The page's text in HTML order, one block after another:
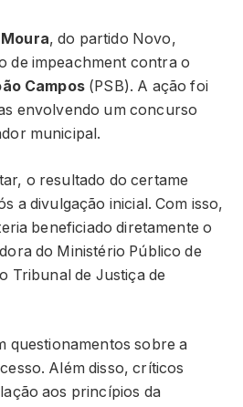
, do partido Novo,
de impeachment contra o
Campos(PSB). A ação foi
envolvendo um concurso
municipal.
o resultado do certame
a divulgação inicial. Com isso,
beneficiado diretamente o
do Ministério Público de
Tribunal de Justiça de
questionamentos sobre a
Além disso, críticos
aos princípios da